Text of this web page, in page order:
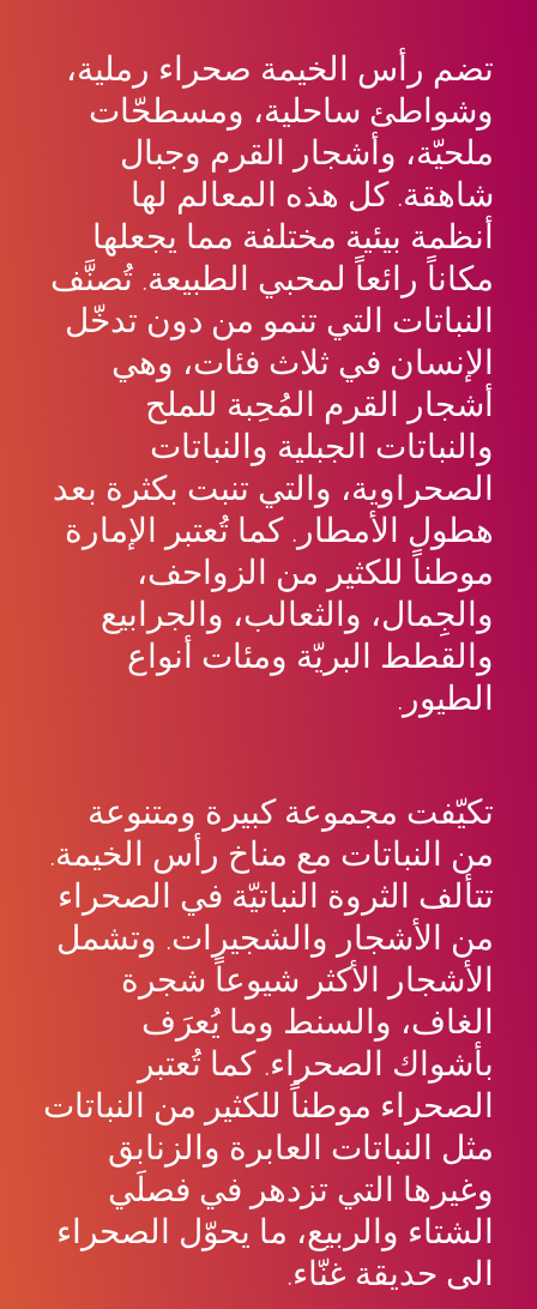
تضم رأس الخيمة صحراء رملية،
وشواطئ ساحلية، ومسطحّات
ملحيّة، وأشجار القرم وجبال
شاهقة. كل هذه المعالم لها
أنظمة بيئية مختلفة مما يجعلها
مكاناً رائعاً لمحبي الطبيعة. تُصنَّف
النباتات التي تنمو من دون تدخّل
الإنسان في ثلاث فئات، وهي
أشجار القرم المُحِبة للملح
والنباتات الجبلية والنباتات
الصحراوية، والتي تنبت بكثرة بعد
هطول الأمطار. كما تُعتبر الإمارة
موطناً للكثير من الزواحف،
والجِمال، والثعالب، والجرابيع
والقطط البريّة ومئات أنواع
الطيور.
تكيّفت مجموعة كبيرة ومتنوعة
من النباتات مع مناخ رأس الخيمة.
تتألف الثروة النباتيّة في الصحراء
من الأشجار والشجيرات. وتشمل
الأشجار الأكثر شيوعاً شجرة
الغاف، والسنط وما يُعرَف
بأشواك الصحراء. كما تُعتبر
الصحراء موطناً للكثير من النباتات
مثل النباتات العابرة والزنابق
وغيرها التي تزدهر في فصلَي
الشتاء والربيع، ما يحوّل الصحراء
الى حديقة غنّاء.